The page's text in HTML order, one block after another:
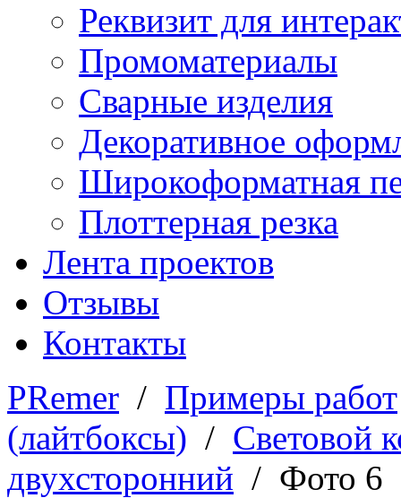
Реквизит для
Промоматериалы
Сварные изделия
Декоративное
Широкоформатная
Плоттерная резка
Лента проектов
Отзывы
Контакты
PRemer / Примеры работ
(лайтбоксы) / Световой
двухсторонний / Фото 6